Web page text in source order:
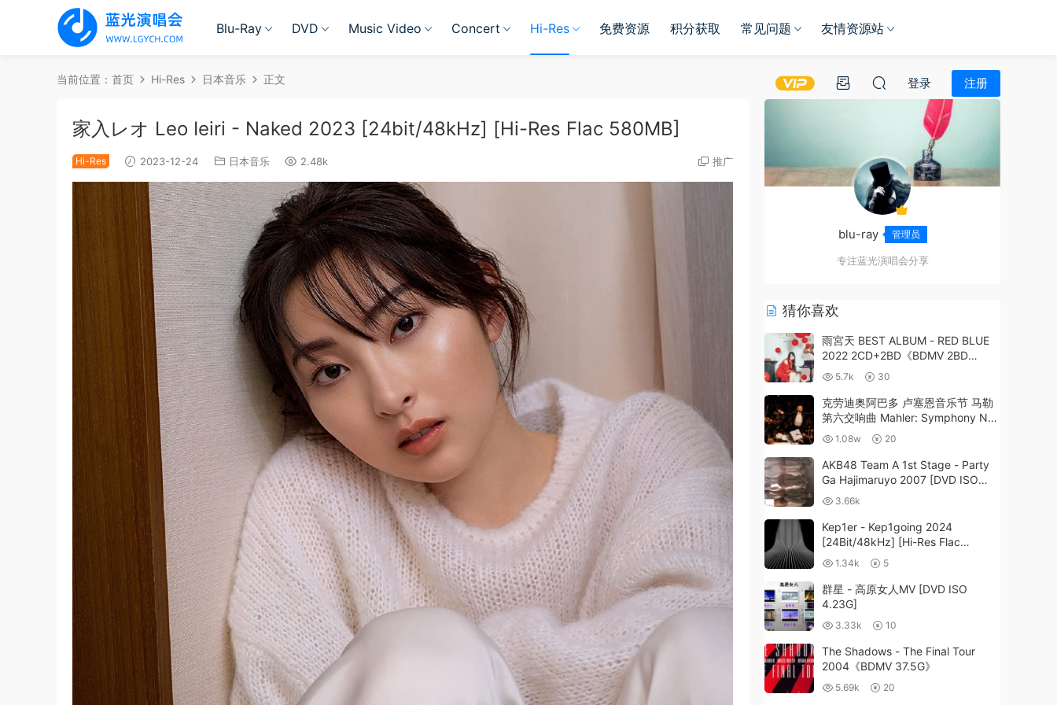
Blu-Ray DVD Music Video Concert Hi-Res 免费资源 积分获取 常见问题 友情资源站
登录 注册
当前位置： 首页 Hi-Res 日本音乐 正文
家入レオ Leo Ieiri - Naked 2023 [24bit/48kHz] [Hi-Res Flac 580MB]
Hi-Res 2023-12-24 日本音乐 2.48k 推广
blu-ray 管理员
专注蓝光演唱会分享
猜你喜欢
雨宮天 BEST ALBUM - RED BLUE
2022 2CD+2BD《BDMV 2BD
35.1G》
5.7k 30
克劳迪奥阿巴多 卢塞恩音乐节 马勒
第六交响曲 Mahler: Symphony No.
6 - Claudio Abbado, Lucerne
Festival Orchestra 2006 [BDISO
22.2GB]
1.08w 20
AKB48 Team A 1st Stage - Party
Ga Hajimaruyo 2007 [DVD ISO
4.01GB]
3.66k
Kep1er - Kep1going 2024
[24Bit/48kHz] [Hi-Res Flac
791MB]
1.34k 5
群星 - 高原女人MV [DVD ISO
4.23G]
3.33k 10
The Shadows - The Final Tour
2004《BDMV 37.5G》
5.69k 20